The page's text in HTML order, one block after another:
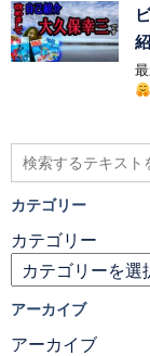
カテゴリー
カテゴリー
アーカイブ
アーカイブ